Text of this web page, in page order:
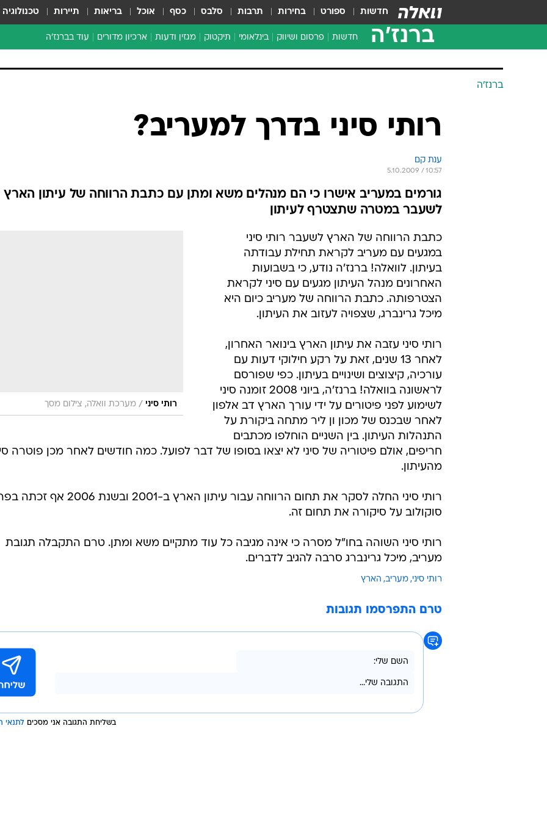
חדשות ספורט בחירות תרבות סלבס כסף אוכל בריאות תיירות טכנולוגיה
ברנז'ה חדשות פרסום ושיווק בינלאומי תיקטוק מגזין ודעות ארכיון מדורים עוד בברנז'ה
ברנז'ה
רותי סיני בדרך למעריב?
ענת קם
5.10.2009 / 10:57
גורמים במעריב אישרו כי הם מנהלים משא ומתן עם כתבת הרווחה של עיתון הארץ
לשעבר במטרה שתצטרף לעיתון
רותי סיני / מערכת וואלה, צילום מסך
כתבת הרווחה של הארץ לשעבר רותי סיני
במגעים עם מעריב לקראת תחילת עבודתה
בעיתון. לוואלה! ברנז'ה נודע, כי בשבועות
האחרונים מנהל העיתון מגעים עם סיני לקראת
הצטרפותה. כתבת הרווחה של מעריב כיום היא
מיכל גרינברג, שצפויה לעזוב את העיתון.
רותי סיני עזבה את עיתון הארץ בינואר האחרון,
לאחר 13 שנים, זאת על רקע חילוקי דעות עם
עורכיה, קיצוצים ושינויים בעיתון. כפי שפורסם
לראשונה בוואלה! ברנז'ה, ביוני 2008 זומנה סיני
לשימוע לפני פיטורים על ידי עורך הארץ דב אלפון
לאחר שבכנס של מכון ון ליר מתחה ביקורת על
התנהלות העיתון. בין השניים הוחלפו מכתבים
חריפים, אולם פיטוריה של סיני לא יצאו בסופו של דבר לפועל. כמה חודשים לאחר מכן פוטרה
מהעיתון.
רותי סיני החלה לסקר את תחום הרווחה עבור עיתון הארץ ב-2001 ובשנת 2006
סוקולוב על סיקורה את תחום זה.
רותי סיני השוהה בחו"ל מסרה כי אינה מגיבה כל עוד מתקיים משא ומתן. טרם התקבלה תגובת
מעריב, מיכל גרינברג סרבה להגיב לדברים.
רותי סיני מעריב הארץ
טרם התפרסמו תגובות
בשליחת התגובה אני מסכים לתנאי